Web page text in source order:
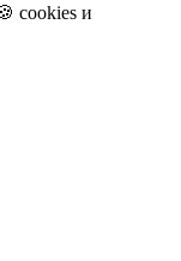
cookies и